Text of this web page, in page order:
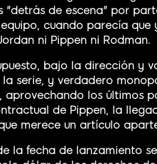
"detrás de escena" por
cuando parecía
ni Pippen ni Rodman.
bajo la dirección y
serie, y verdadero
aprovechando los últimos
de Pippen, la
merece un artículo
la fecha de lanzamiento